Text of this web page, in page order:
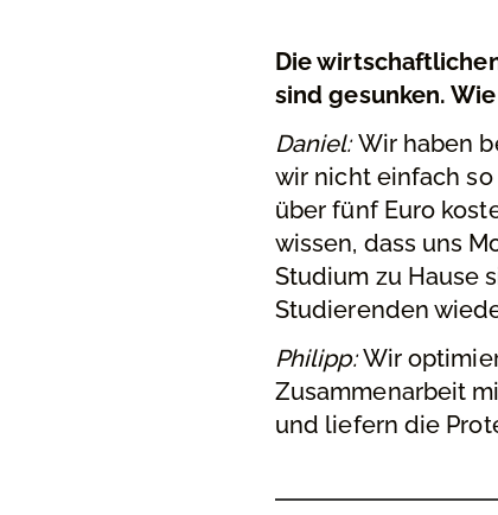
Die
sind gesunken.
Daniel:Wir haben
wir nicht einfach
über fünf Euro
wissen, dass uns
Studium zu Hause
Studierenden
Philipp:Wir
Zusammenarbeit
und liefern die